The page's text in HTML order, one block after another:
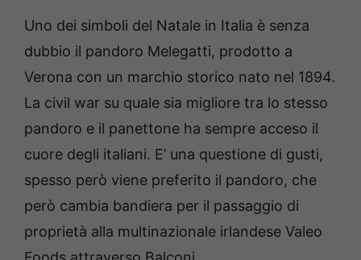
Uno dei simboli del Natale in Italia è senza
dubbio il pandoro Melegatti, prodotto a
Verona con un marchio storico nato nel 1894.
La civil war su quale sia migliore tra lo stesso
pandoro e il panettone ha sempre acceso il
cuore degli italiani. E’ una questione di gusti,
spesso però viene preferito il pandoro, che
però cambia bandiera per il passaggio di
proprietà alla multinazionale irlandese Valeo